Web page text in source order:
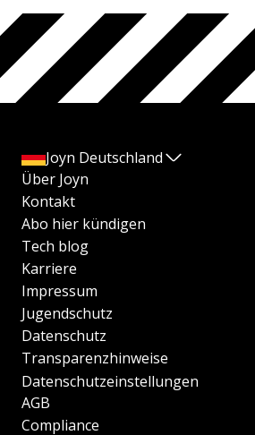
Joyn Deutschland
Über Joyn
Kontakt
Abo hier kündigen
Tech blog
Karriere
Impressum
Jugendschutz
Datenschutz
Transparenzhinweise
Datenschutzeinstellungen
AGB
Compliance